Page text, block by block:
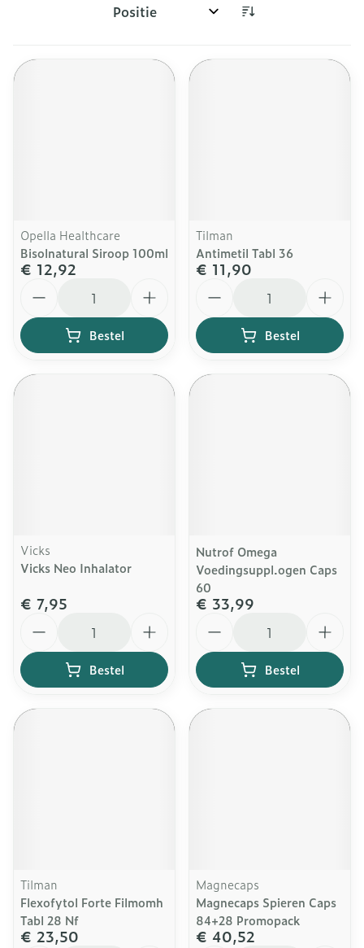
Sorteer op:
Opella Healthcare
Bisolnatural Siroop 100ml
€ 12,92
Bestel
Tilman
Antimetil Tabl 36
€ 11,90
Bestel
Vicks
Vicks Neo Inhalator
€ 7,95
Bestel
Nutrof Omega
Voedingsuppl.ogen Caps
60
€ 33,99
Bestel
Tilman
Flexofytol Forte Filmomh
Tabl 28 Nf
€ 23,50
Magnecaps
Magnecaps Spieren Caps
84+28 Promopack
€ 40,52